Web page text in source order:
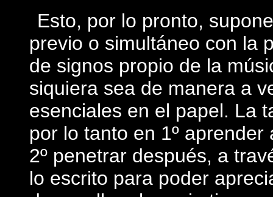
Esto, por lo pronto,
previo o simultáneo con la
de signos propio de la
siquiera sea de manera a
esenciales en el papel. La
por lo tanto en 1º
2º penetrar después, a
lo escrito para poder